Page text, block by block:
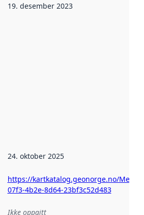
ble
19. desember 2023
24. oktober 2025
https://kartkatalog.geonorge.no/
07f3-4b2e-8d64-23bf3c52d483
Ikke oppgitt